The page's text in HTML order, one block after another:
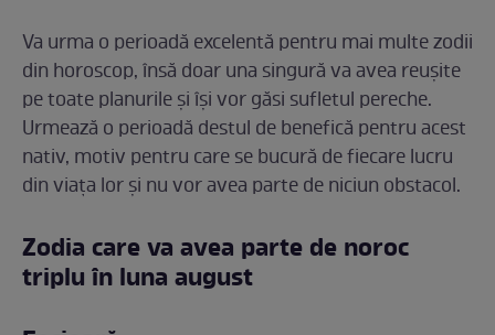
Va urma o perioadă excelentă pentru mai multe zodii
din horoscop, însă doar una singură va avea reușite
pe toate planurile și își vor găsi sufletul pereche.
Urmează o perioadă destul de benefică pentru acest
nativ, motiv pentru care se bucură de fiecare lucru
din viața lor și nu vor avea parte de niciun obstacol.
Zodia care va avea parte de noroc
triplu în luna august